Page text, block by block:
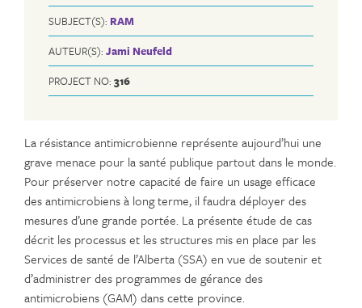
SUBJECT(S): RAM
AUTEUR(S): Jami Neufeld
PROJECT NO: 316
La résistance antimicrobienne représente aujourd’hui une
grave menace pour la santé publique partout dans le monde.
Pour préserver notre capacité de faire un usage efficace
des antimicrobiens à long terme, il faudra déployer des
mesures d’une grande portée. La présente étude de cas
décrit les processus et les structures mis en place par les
Services de santé de l’Alberta (SSA) en vue de soutenir et
d’administrer des programmes de gérance des
antimicrobiens (GAM) dans cette province.